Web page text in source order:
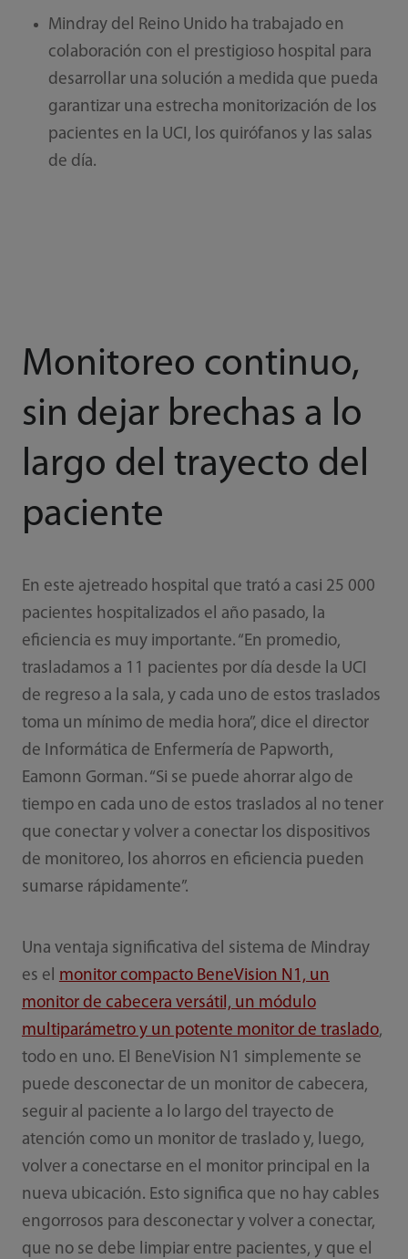
Mindray del Reino Unido ha trabajado en
colaboración con el prestigioso hospital para
desarrollar una solución a medida que pueda
garantizar una estrecha monitorización de los
pacientes en la UCI, los quirófanos y las salas
de día.
Monitoreo continuo,
sin dejar brechas a lo
largo del trayecto del
paciente
En este ajetreado hospital que trató a casi 25 000
pacientes hospitalizados el año pasado, la
eficiencia es muy importante. “En promedio,
trasladamos a 11 pacientes por día desde la UCI
de regreso a la sala, y cada uno de estos traslados
toma un mínimo de media hora”, dice el director
de Informática de Enfermería de Papworth,
Eamonn Gorman. “Si se puede ahorrar algo de
tiempo en cada uno de estos traslados al no tener
que conectar y volver a conectar los dispositivos
de monitoreo, los ahorros en eficiencia pueden
sumarse rápidamente”.
Una ventaja significativa del sistema de Mindray
es el monitor compacto BeneVision N1, un
monitor de cabecera versátil, un módulo
multiparámetro y un potente monitor de traslado,
todo en uno. El BeneVision N1 simplemente se
puede desconectar de un monitor de cabecera,
seguir al paciente a lo largo del trayecto de
atención como un monitor de traslado y, luego,
volver a conectarse en el monitor principal en la
nueva ubicación. Esto significa que no hay cables
engorrosos para desconectar y volver a conectar,
que no se debe limpiar entre pacientes, y que el